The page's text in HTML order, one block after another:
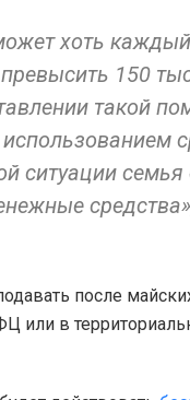
хоть
150
такой
ситуации семья
после
или в